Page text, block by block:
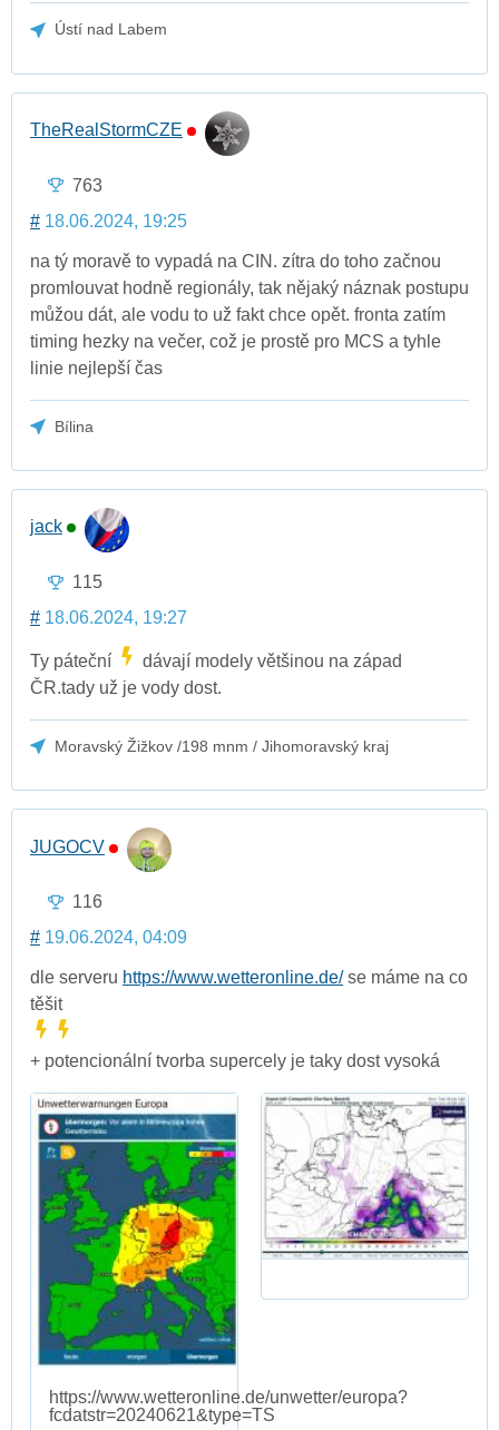
Ústí nad Labem
TheRealStormCZE
763
# 18.06.2024, 19:25
na tý moravě to vypadá na CIN. zítra do toho začnou
promlouvat hodně regionály, tak nějaký náznak postupu
můžou dát, ale vodu to už fakt chce opět. fronta zatím
timing hezky na večer, což je prostě pro MCS a tyhle
linie nejlepší čas
Bílina
jack
115
# 18.06.2024, 19:27
Ty páteční
dávají modely většinou na západ
ČR.tady už je vody dost.
Moravský Žižkov /198 mnm / Jihomoravský kraj
JUGOCV
116
# 19.06.2024, 04:09
dle serveru https://www.wetteronline.de/se máme na co
těšit
+ potencionální tvorba supercely je taky dost vysoká
https://www.wetteronline.de/unwetter/europa?
fcdatstr=20240621&type=TS